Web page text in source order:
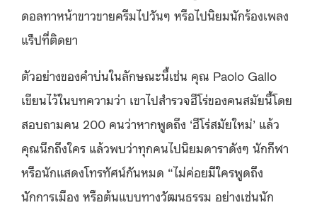
ดอลทาหน้าขาวขายครีมไปวันๆ หรือไปนิยมนักร้องเพลง
แร็ปที่ติดยา
ตัวอย่างของคำบ่นในลักษณะนี้เช่น คุณ Paolo Gallo
เขียนไว้ในบทความว่า เขาไปสำรวจฮีโร่ของคนสมัยนี้โดย
สอบถามคน 200 คนว่าหากพูดถึง ‘ฮีโร่สมัยใหม่’ แล้ว
คุณนึกถึงใคร แล้วพบว่าทุกคนไปนิยมดาราดังๆ นักกีฬา
หรือนักแสดงโทรทัศน์กันหมด “ไม่ค่อยมีใครพูดถึง
นักการเมือง หรือต้นแบบทางวัฒนธรรม อย่างเช่นนัก